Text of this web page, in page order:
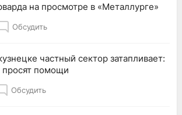
на просмотре в «Металлурге»
Обсудить
частный сектор затапливает:
просят помощи
Обсудить